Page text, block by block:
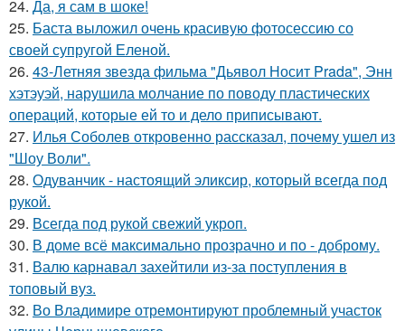
24. Да, я сам в шоке!
25. Баста выложил очень красивую фотосессию со
своей супругой Еленой.
26. 43-Летняя звезда фильма "Дьявол Носит Prada", Энн
хэтэуэй, нарушила молчание по поводу пластических
операций, которые ей то и дело приписывают.
27. Илья Соболев откровенно рассказал, почему ушел из
"Шоу Воли".
28. Одуванчик - настоящий эликсир, который всегда под
рукой.
29. Всегда под рукой свежий укроп.
30. В доме всё максимально прозрачно и по - доброму.
31. Валю карнавал захейтили из-за поступления в
топовый вуз.
32. Во Владимире отремонтируют проблемный участок